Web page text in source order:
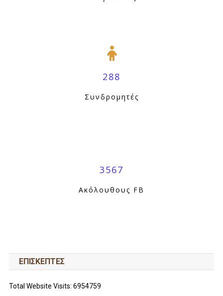
288
Συνδρομητές
3567
Ακόλουθους FB
ΕΠΙΣΚΕΠΤΕΣ
Total Website Visits: 6954759